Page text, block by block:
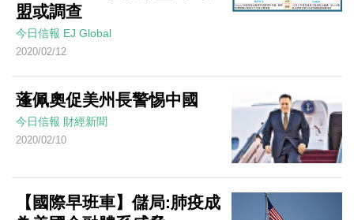
盟或調查
今日信報 EJ Global
2020/02/12
蓬佩奧促美州長警惕中國
今日信報 財經新聞
2020/02/10
【國際早班車】儲局:肺疫成